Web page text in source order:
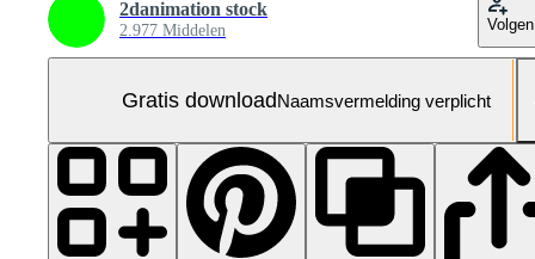
2danimation stock
2.977 Middelen Volgen
Gratis downloadNaamsvermelding verplicht